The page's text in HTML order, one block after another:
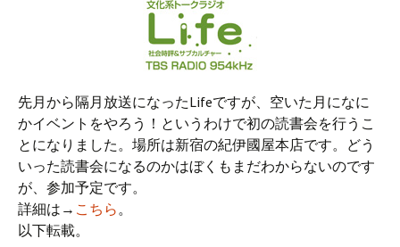
先月から隔月放送になったLifeですが、空いた月になに
かイベントをやろう！というわけで初の読書会を行うこ
とになりました。場所は新宿の紀伊國屋本店です。どう
いった読書会になるのかはぼくもまだわからないのです
が、参加予定です。
詳細は→ こちら。
以下転載。